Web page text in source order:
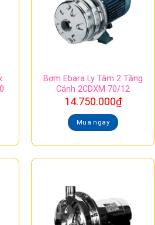
Bơm Ebara Ly Tâm 2 Tầng
Cánh 2CDXM 70/12
14.750.000₫
Mua ngay